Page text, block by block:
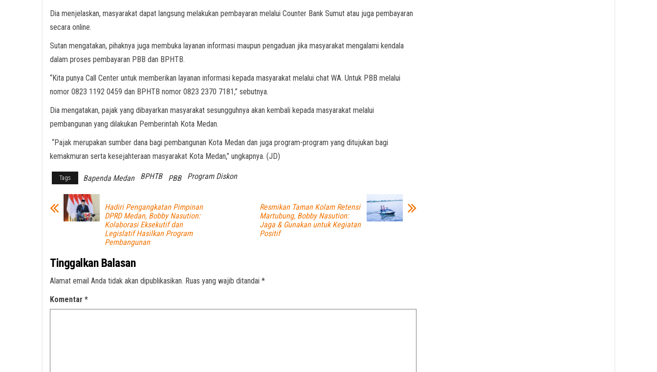
Dia menjelaskan, masyarakat dapat langsung melakukan pembayaran melalui Counter Bank Sumut atau juga pembayaran
secara online.
Sutan mengatakan, pihaknya juga membuka layanan informasi maupun pengaduan jika masyarakat mengalami kendala
dalam proses pembayaran PBB dan BPHTB.
“Kita punya Call Center untuk memberikan layanan informasi kepada masyarakat melalui chat WA. Untuk PBB melalui
nomor 0823 1192 0459 dan BPHTB nomor 0823 2370 7181,” sebutnya.
Dia mengatakan, pajak yang dibayarkan masyarakat sesungguhnya akan kembali kepada masyarakat melalui
pembangunan yang dilakukan Pemberintah Kota Medan.
“Pajak merupakan sumber dana bagi pembangunan Kota Medan dan juga program-program yang ditujukan bagi
kemakmuran serta kesejahteraan masyarakat Kota Medan,” ungkapnya. (JD)
Tags Bapenda Medan BPHTB PBB Program Diskon
Hadiri Pengangkatan Pimpinan
DPRD Medan, Bobby Nasution:
Kolaborasi Eksekutif dan
Legislatif Hasilkan Program
Pembangunan
Resmikan Taman Kolam Retensi
Martubung, Bobby Nasution:
Jaga & Gunakan untuk Kegiatan
Positif
Tinggalkan Balasan
Alamat email Anda tidak akan dipublikasikan. Ruas yang wajib ditandai *
Komentar *